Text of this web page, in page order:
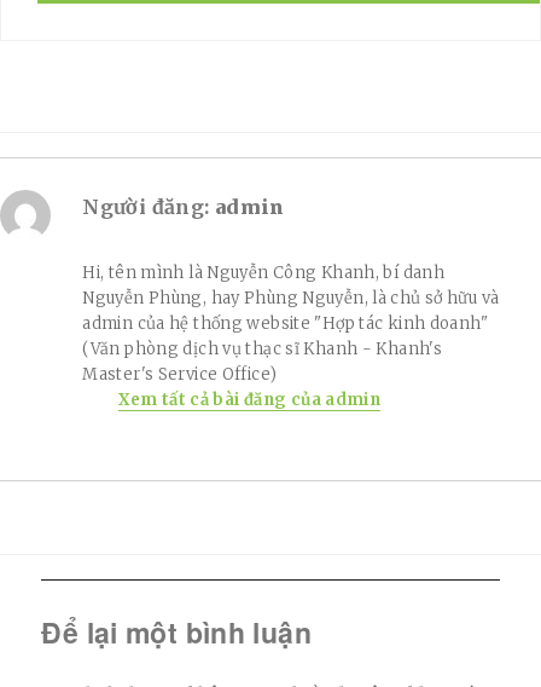
Người đăng: admin
Hi, tên mình là Nguyễn Công Khanh, bí danh
Nguyễn Phùng, hay Phùng Nguyễn, là chủ sở hữu và
admin của hệ thống website "Hợp tác kinh doanh"
(Văn phòng dịch vụ thạc sĩ Khanh - Khanh's
Master's Service Office)
Xem tất cả bài đăng của admin
Để lại một bình luận